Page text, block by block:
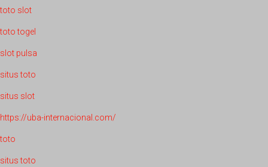
toto slot
toto togel
slot pulsa
situs toto
situs slot
https://uba-internacional.com/
toto
situs toto